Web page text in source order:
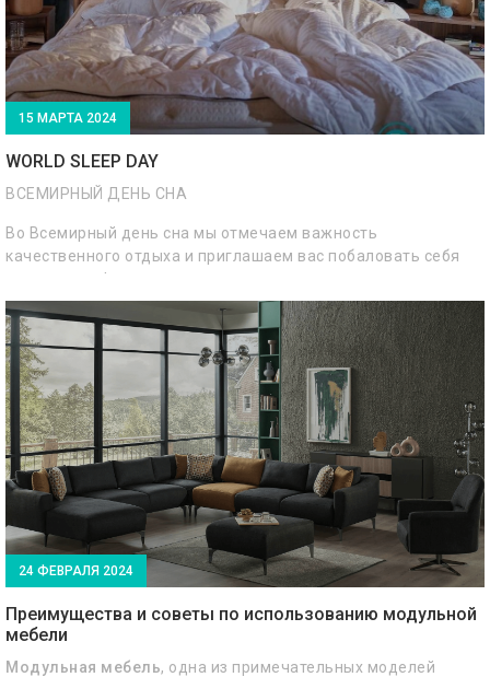
15 МАРТА 2024
WORLD SLEEP DAY
ВСЕМИРНЫЙ ДЕНЬ СНА
Во Всемирный день сна мы отмечаем важность
качественного отдыха и приглашаем вас побаловать себя
самыми комфортными и инновационными решениями для
вашего сна.
24 ФЕВРАЛЯ 2024
Преимущества и советы по использованию модульной
мебели
Модульная мебель, одна из примечательных моделей